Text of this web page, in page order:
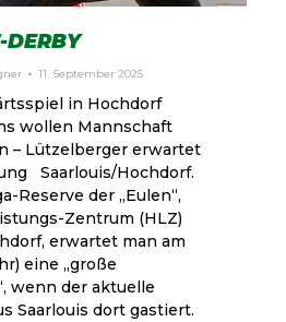
11. September 2025
in Hochdorf
wollen Mannschaft
– Lützelberger erwartet
Saarlouis/Hochdorf.
Reserve der „Eulen“,
Zentrum (HLZ)
erwartet man am
eine „große
wenn der aktuelle
Saarlouis dort gastiert.